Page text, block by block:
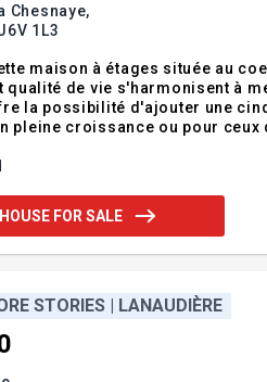
Chesnaye,
1L3
maison à étages située au
de vie s'harmonisent à
la possibilité d'ajouter une
pleine croissance ou pour
com
HOUSE FOR SALE
STORIES | LANAUDIÈRE